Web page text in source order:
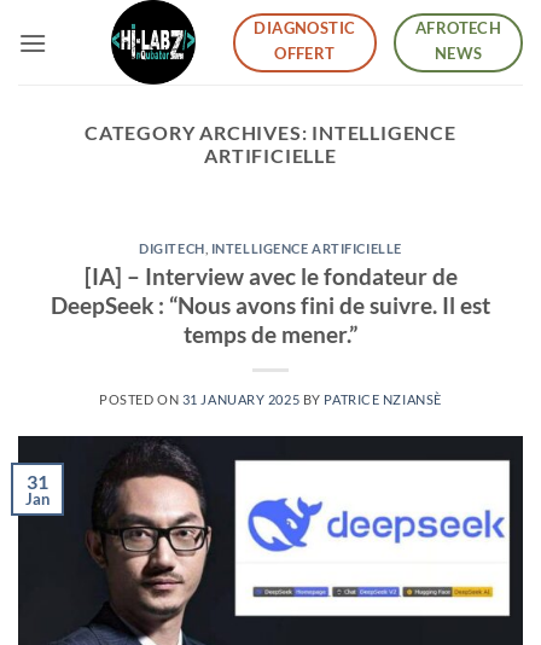
DIAGNOSTIC
OFFERT
AFROTECH
NEWS
CATEGORY ARCHIVES: INTELLIGENCE
ARTIFICIELLE
DIGITECH INTELLIGENCE ARTIFICIELLE
[IA] – Interview avec le fondateur de
DeepSeek : “Nous avons fini de suivre. Il est
temps de mener.”
POSTED ON 31 JANUARY 2025 BY PATRICE NZIANSÈ
31
Jan